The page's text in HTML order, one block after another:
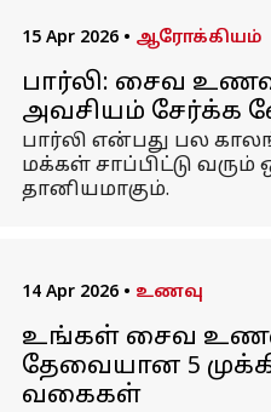
15 Apr 2026 • ஆரோக்கியம்
பார்லி: சைவ
அவசியம் சேர்க்க
பார்லி என்பது பல
மக்கள் சாப்பிட்டு வரும்
தானியமாகும்.
14 Apr 2026 • உணவு
உங்கள் சைவ
தேவையான 5
வகைகள்